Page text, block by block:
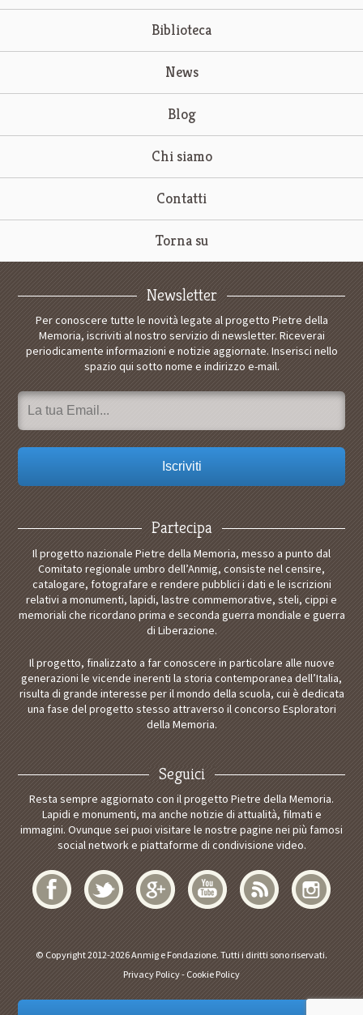
Biblioteca
News
Blog
Chi siamo
Contatti
Torna su
Newsletter
Per conoscere tutte le novità legate al progetto Pietre della
Memoria, iscriviti al nostro servizio di newsletter. Riceverai
periodicamente informazioni e notizie aggiornate. Inserisci nello
spazio qui sotto nome e indirizzo e-mail.
Partecipa
Il progetto nazionale Pietre della Memoria, messo a punto dal
Comitato regionale umbro dell’Anmig, consiste nel censire,
catalogare, fotografare e rendere pubblici i dati e le iscrizioni
relativi a monumenti, lapidi, lastre commemorative, steli, cippi e
memoriali che ricordano prima e seconda guerra mondiale e guerra
di Liberazione.
Il progetto, finalizzato a far conoscere in particolare alle nuove
generazioni le vicende inerenti la storia contemporanea dell’Italia,
risulta di grande interesse per il mondo della scuola, cui è dedicata
una fase del progetto stesso attraverso il concorso Esploratori
della Memoria.
Seguici
Resta sempre aggiornato con il progetto Pietre della Memoria.
Lapidi e monumenti, ma anche notizie di attualità, filmati e
immagini. Ovunque sei puoi visitare le nostre pagine nei più famosi
social network e piattaforme di condivisione video.
© Copyright 2012-2026 Anmig e Fondazione. Tutti i diritti sono riservati.
Privacy Policy- Cookie Policy